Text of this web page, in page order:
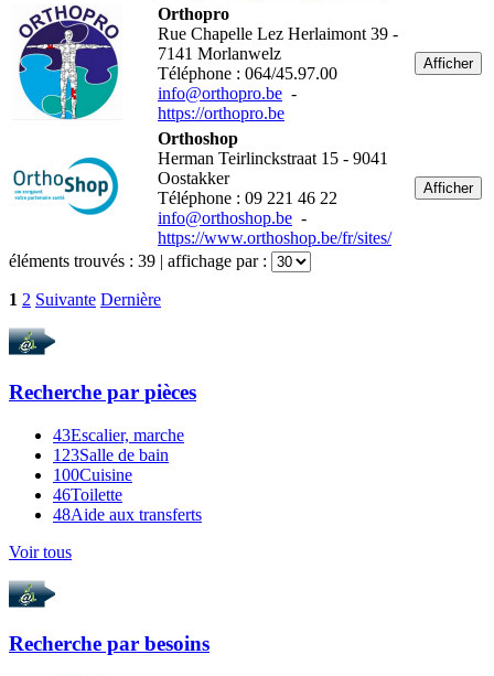
Orthopro
Rue Chapelle Lez Herlaimont 39 -
7141 Morlanwelz
Téléphone : 064/45.97.00
info@orthopro.be -
https://orthopro.be
Afficher
Orthoshop
Herman Teirlinckstraat 15 - 9041
Oostakker
Téléphone : 09 221 46 22
info@orthoshop.be -
https://www.orthoshop.be/fr/sites/
Afficher
éléments trouvés : 39 | affichage par :
1 2 Suivante Dernière
Recherche par pièces
43Escalier, marche
123Salle de bain
100Cuisine
46Toilette
48Aide aux transferts
Voir tous
Recherche par besoins